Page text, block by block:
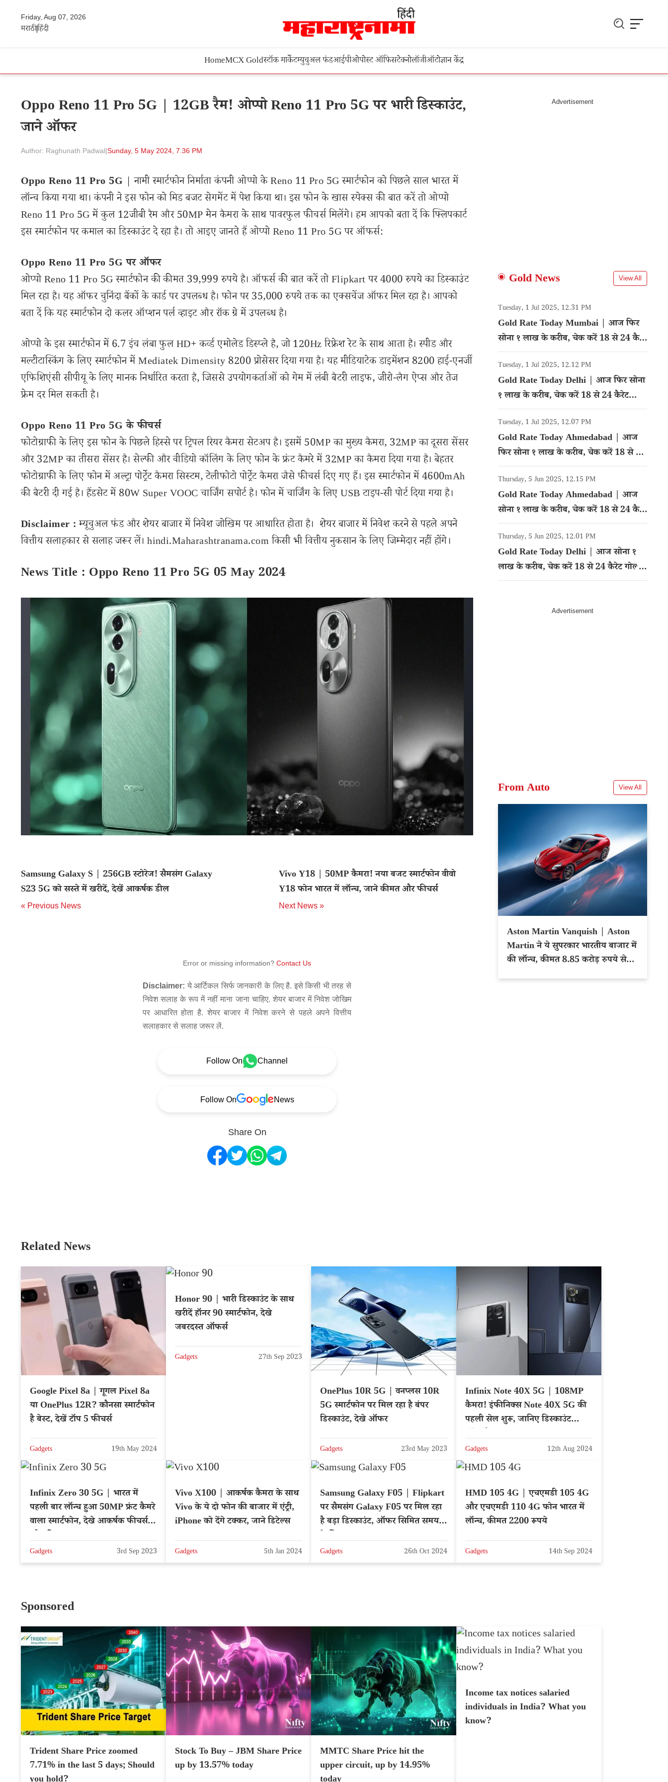
Friday, Aug 07, 2026
मराठीहिंदी
HomeMCX Goldस्टॉक मार्केटम्युचुअल फंडआईपीओपोस्ट ऑफिसटेक्नोलॉजीऑटोज्ञान केंद्र
Oppo Reno 11 Pro 5G | 12GB रैम! ओप्पो Reno 11 Pro 5G पर भारी डिस्काउंट,
जाने ऑफर
Author: Raghunath Padwal|Sunday, 5 May 2024, 7.36 PM
Oppo Reno 11 Pro 5G | नामी स्मार्टफोन निर्माता कंपनी ओप्पो के Reno 11 Pro 5G स्मार्टफोन को पिछले साल भारत में
लॉन्च किया गया था। कंपनी ने इस फोन को मिड बजट सेगमेंट में पेश किया था। इस फोन के खास स्पेक्स की बात करें तो ओप्पो
Reno 11 Pro 5G में कुल 12जीबी रैम और 50MP मेन कैमरा के साथ पावरफुल फीचर्स मिलेंगे। हम आपको बता दें कि फ्लिपकार्ट
इस स्मार्टफोन पर कमाल का डिस्काउंट दे रहा है। तो आइए जानते हैं ओप्पो Reno 11 Pro 5G पर ऑफर्स:
Oppo Reno 11 Pro 5G पर ऑफर
ओप्पो Reno 11 Pro 5G स्मार्टफोन की कीमत 39,999 रुपये है। ऑफर्स की बात करें तो Flipkart पर 4000 रुपये का डिस्काउंट
मिल रहा है। यह ऑफर चुनिंदा बैंकों के कार्ड पर उपलब्ध है। फोन पर 35,000 रुपये तक का एक्सचेंज ऑफर मिल रहा है। आपको
बता दें कि यह स्मार्टफोन दो कलर ऑप्शन पर्ल व्हाइट और रॉक ग्रे में उपलब्ध है।
ओप्पो के इस स्मार्टफोन में 6.7 इंच लंबा फुल HD+ कर्व्ड एमोलेड डिस्प्ले है, जो 120Hz रिफ्रेश रेट के साथ आता है। स्पीड और
मल्टीटास्किंग के लिए स्मार्टफोन में Mediatek Dimensity 8200 प्रोसेसर दिया गया है। यह मीडियाटेक डाइमेंशन 8200 हाई-एनर्जी
एफिशिएंसी सीपीयू के लिए मानक निर्धारित करता है, जिससे उपयोगकर्ताओं को गेम में लंबी बैटरी लाइफ, जीरो-लैग ऐप्स और तेज
फ्रेम दर मिल सकती है।
Oppo Reno 11 Pro 5G के फीचर्स
फोटोग्राफी के लिए इस फोन के पिछले हिस्से पर ट्रिपल रियर कैमरा सेटअप है। इसमें 50MP का मुख्य कैमरा, 32MP का दूसरा सेंसर
और 32MP का तीसरा सेंसर है। सेल्फी और वीडियो कॉलिंग के लिए फोन के फ्रंट कैमरे में 32MP का कैमरा दिया गया है। बेहतर
फोटोग्राफी के लिए फोन में अल्ट्रा पोर्ट्रेट कैमरा सिस्टम, टेलीफोटो पोर्ट्रेट कैमरा जैसे फीचर्स दिए गए हैं। इस स्मार्टफोन में 4600mAh
की बैटरी दी गई है। हैंडसेट में 80W Super VOOC चार्जिंग सपोर्ट है। फोन में चार्जिंग के लिए USB टाइप-सी पोर्ट दिया गया है।
Disclaimer :म्यूचुअल फंड और शेयर बाजार में निवेश जोखिम पर आधारित होता है। शेयर बाजार में निवेश करने से पहले अपने
वित्तीय सलाहकार से सलाह जरूर लें। hindi.Maharashtranama.com किसी भी वित्तीय नुकसान के लिए जिम्मेदार नहीं होंगे।
News Title : Oppo Reno 11 Pro 5G 05 May 2024
Samsung Galaxy S | 256GB स्टोरेज! सैमसंग Galaxy
S23 5G को सस्ते में खरीदें, देखें आकर्षक डील
« Previous News
Vivo Y18 | 50MP कैमरा! नया बजट स्मार्टफोन वीवो
Y18 फोन भारत में लॉन्च, जाने कीमत और फीचर्स
Next News »
Error or missing information? Contact Us
Disclaimer: ये आर्टिकल सिर्फ जानकारी के लिए है. इसे किसी भी तरह से
निवेश सलाह के रूप में नहीं माना जाना चाहिए. शेयर बाजार में निवेश जोखिम
पर आधारित होता है. शेयर बाजार में निवेश करने से पहले अपने वित्तीय
सलाहकार से सलाह जरूर लें.
Follow On Channel
Follow On News
Share On
Gold News View All
Tuesday, 1 Jul 2025, 12.31 PM
Gold Rate Today Mumbai | आज फिर
सोना १ लाख के करीब, चेक करें 18 से 24 कैरेट
गोल्ड का रेट
Tuesday, 1 Jul 2025, 12.12 PM
Gold Rate Today Delhi | आज फिर सोना
१ लाख के करीब, चेक करें 18 से 24 कैरेट
गोल्ड का रेट
Tuesday, 1 Jul 2025, 12.07 PM
Gold Rate Today Ahmedabad | आज
फिर सोना १ लाख के करीब, चेक करें 18 से 24
कैरेट गोल्ड का रेट
Thursday, 5 Jun 2025, 12.15 PM
Gold Rate Today Ahmedabad | आज
सोना १ लाख के करीब, चेक करें 18 से 24 कैरेट
गोल्ड का रेट
Thursday, 5 Jun 2025, 12.01 PM
Gold Rate Today Delhi | आज सोना १
लाख के करीब, चेक करें 18 से 24 कैरेट गोल्ड
का रेट
From Auto View All
Aston Martin Vanquish | Aston
Martin ने ये सुपरकार भारतीय बाजार में
की लॉन्च, कीमत 8.85 करोड़ रुपये से
Related News
Google Pixel 8a | गूगल Pixel 8a
या OnePlus 12R? कौनसा स्मार्टफोन
है बेस्ट, देखें टॉप 5 फीचर्स
Gadgets 19th May 2024
Honor 90 | भारी डिस्काउंट के साथ
खरीदें हॉनर 90 स्मार्टफोन, देखे
जबरदस्त ऑफर्स
Gadgets 27th Sep 2023
OnePlus 10R 5G | वनप्लस 10R
5G स्मार्टफोन पर मिल रहा है बंपर
डिस्काउंट, देखे ऑफर
Gadgets 23rd May 2023
Infinix Note 40X 5G | 108MP
कैमरा! इंफीनिक्स Note 40X 5G की
पहली सेल शुरू, जानिए डिस्काउंट
Gadgets 12th Aug 2024
Infinix Zero 30 5G | भारत में
पहली बार लॉन्च हुआ 50MP फ्रंट कैमरे
वाला स्मार्टफोन, देखे आकर्षक फीचर्स
Gadgets 3rd Sep 2023
Vivo X100 | आकर्षक कैमरा के साथ
Vivo के ये दो फोन की बाजार में एंट्री,
iPhone को देंगे टक्कर, जाने डिटेल्स
Gadgets 5th Jan 2024
Samsung Galaxy F05 | Flipkart
पर सैमसंग Galaxy F05 पर मिल रहा
है बड़ा डिस्काउंट, ऑफर सिमित समय
Gadgets 26th Oct 2024
HMD 105 4G | एचएमडी 105 4G
और एचएमडी 110 4G फोन भारत में
लॉन्च, कीमत 2200 रूपये
Gadgets 14th Sep 2024
Sponsored
Trident Share Price zoomed
7.71% in the last 5 days; Should
Stock To Buy – JBM Share Price
up by 13.57% today
MMTC Share Price hit the
upper circuit, up by 14.95%
Income tax notices salaried
individuals in India? What you
know?